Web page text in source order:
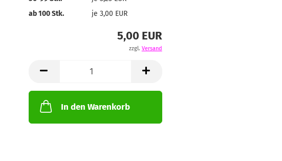
ab 100 Stk.
je 3,00 EUR
5,00 EUR
zzgl. Versand
In den Warenkorb